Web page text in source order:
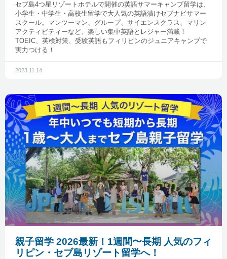
セブ島4つ星リゾートホテルで開催の英語サマーキャンプ留学は、
小学生・中学生・高校生留学で大人気の英語漬けセブナビサマー
スクール。マンツーマン、グループ、サイエンスクラス、マリン
アクティビティーなど、楽しい集中英語とレジャー満載！
TOEIC、英検対策、受験英語もフィリピンのジュニアキャンプで
実力つける！
2023.11.14
親子留学 2026最新！1週間〜長期 人気のフィ
リピン・セブ島リゾート留学へ！